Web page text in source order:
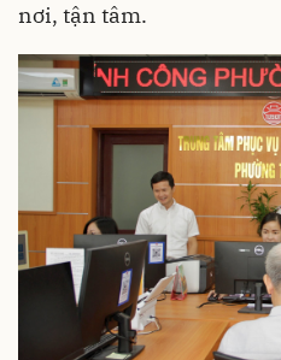
nơi, tận tâm.